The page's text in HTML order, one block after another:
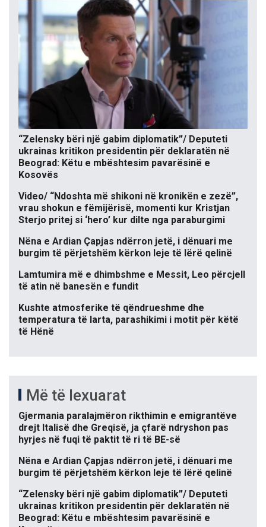
“Zelensky bëri një gabim diplomatik”/ Deputeti
ukrainas kritikon presidentin për deklaratën në
Beograd: Këtu e mbështesim pavarësinë e
Kosovës
Video/ “Ndoshta më shikoni në kronikën e zezë”,
vrau shokun e fëmijërisë, momenti kur Kristjan
Sterjo pritej si ‘hero’ kur dilte nga paraburgimi
Nëna e Ardian Çapjas ndërron jetë, i dënuari me
burgim të përjetshëm kërkon leje të lërë qelinë
Lamtumira më e dhimbshme e Messit, Leo përcjell
të atin në banesën e fundit
Kushte atmosferike të qëndrueshme dhe
temperatura të larta, parashikimi i motit për këtë
të Hënë
Më të lexuarat
Gjermania paralajmëron rikthimin e emigrantëve
drejt Italisë dhe Greqisë, ja çfarë ndryshon pas
hyrjes në fuqi të paktit të ri të BE-së
Nëna e Ardian Çapjas ndërron jetë, i dënuari me
burgim të përjetshëm kërkon leje të lërë qelinë
“Zelensky bëri një gabim diplomatik”/ Deputeti
ukrainas kritikon presidentin për deklaratën në
Beograd: Këtu e mbështesim pavarësinë e